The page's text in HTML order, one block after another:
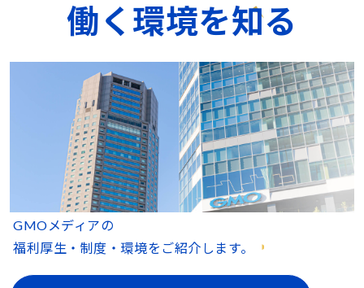
働く環境を知る
GMOメディアの
福利厚生・制度・環境をご紹介します。